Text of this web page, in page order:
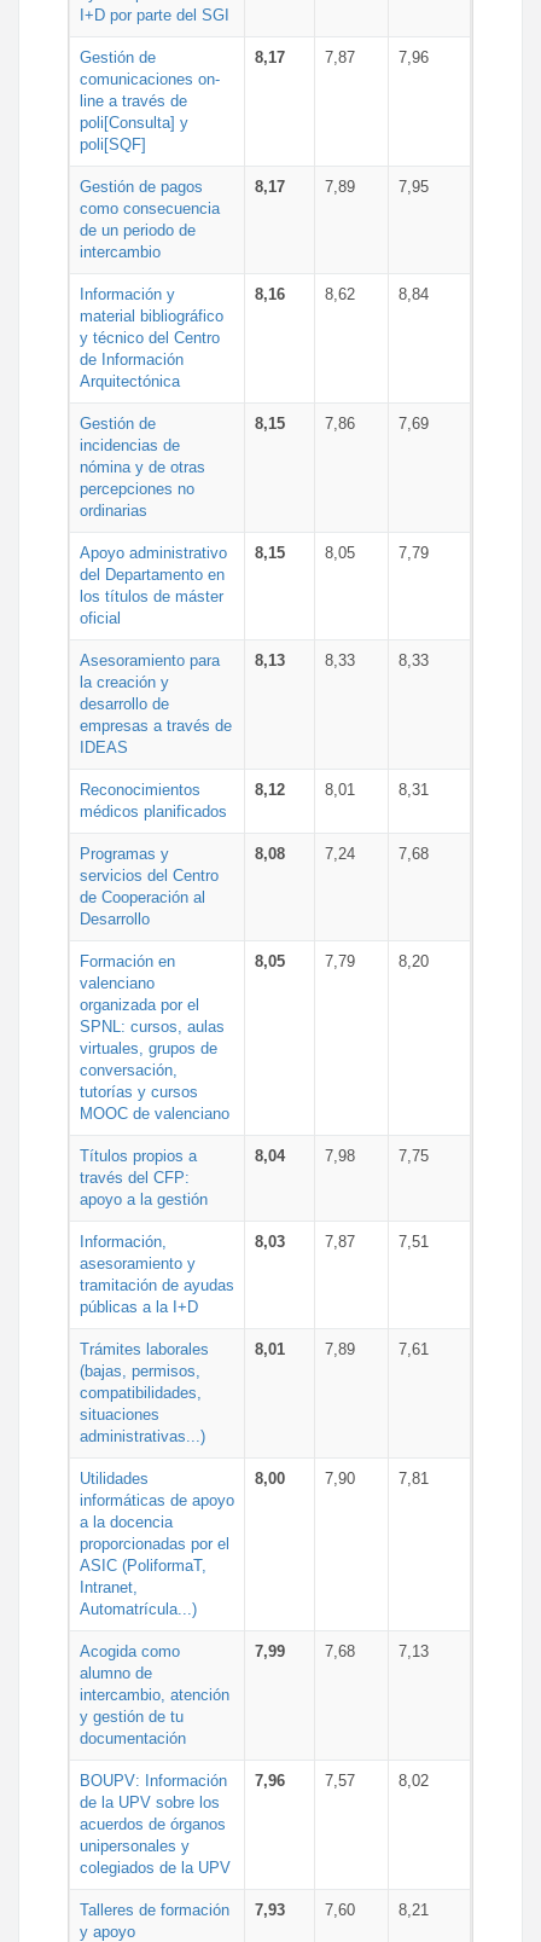
I+D por parte del SGI
Gestión de
comunicaciones on-
line a través de
poli[Consulta] y
poli[SQF]
8,17 7,87 7,96
Gestión de pagos
como consecuencia
de un periodo de
intercambio
8,17 7,89 7,95
Información y
material bibliográfico
y técnico del Centro
de Información
Arquitectónica
8,16 8,62 8,84
Gestión de
incidencias de
nómina y de otras
percepciones no
ordinarias
8,15 7,86 7,69
Apoyo administrativo
del Departamento en
los títulos de máster
oficial
8,15 8,05 7,79
Asesoramiento para
la creación y
desarrollo de
empresas a través de
IDEAS
8,13 8,33 8,33
Reconocimientos
médicos planificados
8,12 8,01 8,31
Programas y
servicios del Centro
de Cooperación al
Desarrollo
8,08 7,24 7,68
Formación en
valenciano
organizada por el
SPNL: cursos, aulas
virtuales, grupos de
conversación,
tutorías y cursos
MOOC de valenciano
8,05 7,79 8,20
Títulos propios a
través del CFP:
apoyo a la gestión
8,04 7,98 7,75
Información,
asesoramiento y
tramitación de ayudas
públicas a la I+D
8,03 7,87 7,51
Trámites laborales
(bajas, permisos,
compatibilidades,
situaciones
administrativas...)
8,01 7,89 7,61
Utilidades
informáticas de apoyo
a la docencia
proporcionadas por el
ASIC (PoliformaT,
Intranet,
Automatrícula...)
8,00 7,90 7,81
Acogida como
alumno de
intercambio, atención
y gestión de tu
documentación
7,99 7,68 7,13
BOUPV: Información
de la UPV sobre los
acuerdos de órganos
unipersonales y
colegiados de la UPV
7,96 7,57 8,02
Talleres de formación
y apoyo
7,93 7,60 8,21